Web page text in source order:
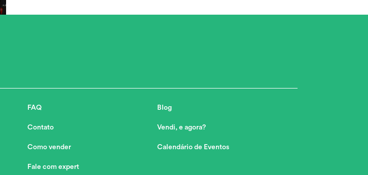
FAQ
Contato
Como vender
Fale com expert
Blog
Vendi, e agora?
Calendário de Eventos